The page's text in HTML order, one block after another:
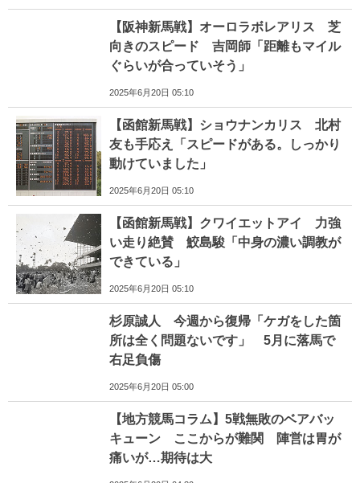
【阪神新馬戦】オーロラボレアリス 芝
向きのスピード 吉岡師「距離もマイル
ぐらいが合っていそう」
2025年6月20日 05:10
【函館新馬戦】ショウナンカリス 北村
友も手応え「スピードがある。しっかり
動けていました」
2025年6月20日 05:10
【函館新馬戦】クワイエットアイ 力強
い走り絶賛 鮫島駿「中身の濃い調教が
できている」
2025年6月20日 05:10
杉原誠人 今週から復帰「ケガをした箇
所は全く問題ないです」 5月に落馬で
右足負傷
2025年6月20日 05:00
【地方競馬コラム】5戦無敗のベアバッ
キューン ここからが難関 陣営は胃が
痛いが…期待は大